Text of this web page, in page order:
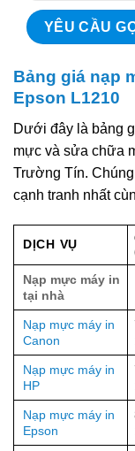
Bảng giá nạp
Epson L1210
Dưới đây là bảng
mực và sửa chữa
Trường Tín.
cạnh tranh nhất
DỊCH VỤ
Nạp mực máy in
tại nhà
Nạp mực máy in
Canon
Nạp mực máy in
HP
Nạp mực máy in
Epson